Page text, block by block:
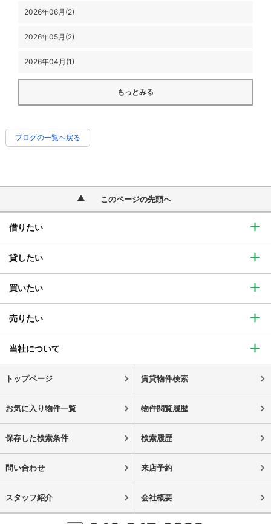
2026年06月(2)
2026年05月(2)
2026年04月(1)
もっとみる
ブログの一覧へ戻る
このページの先頭へ
借りたい
貸したい
買いたい
売りたい
当社について
トップページ 賃貸物件検索
お気に入り物件一覧 物件閲覧履歴
保存した検索条件 検索履歴
問い合わせ 来店予約
スタッフ紹介 会社概要